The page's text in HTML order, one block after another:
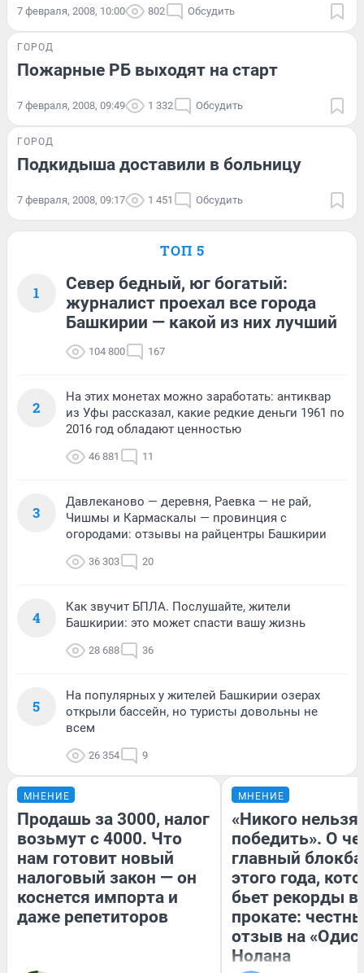
7 февраля, 2008, 10:00 802 Обсудить
ГОРОД
Пожарные РБ выходят на старт
7 февраля, 2008, 09:49 1 332 Обсудить
ГОРОД
Подкидыша доставили в больницу
7 февраля, 2008, 09:17 1 451 Обсудить
ТОП 5
1
Север бедный, юг богатый:
журналист проехал все города
Башкирии — какой из них лучший
104 800 167
2
На этих монетах можно заработать: антиквар
из Уфы рассказал, какие редкие деньги 1961 по
2016 год обладают ценностью
46 881 11
3
Давлеканово — деревня, Раевка — не рай,
Чишмы и Кармаскалы — провинция с
огородами: отзывы на райцентры Башкирии
36 303 20
4
Как звучит БПЛА. Послушайте, жители
Башкирии: это может спасти вашу жизнь
28 688 36
5
На популярных у жителей Башкирии озерах
открыли бассейн, но туристы довольны не
всем
26 354 9
МНЕНИЕ
Продашь за 3000, налог
возьмут с 4000. Что
нам готовит новый
налоговый закон — он
коснется импорта и
даже репетиторов
МНЕНИЕ
«Никого нельзя
победить». О
главный
этого года,
бьет рекорды в
прокате:
отзыв на
Нолана